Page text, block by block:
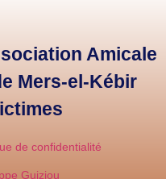
Amicale
Mers-el-Kébir
de confidentialité
Guiziou